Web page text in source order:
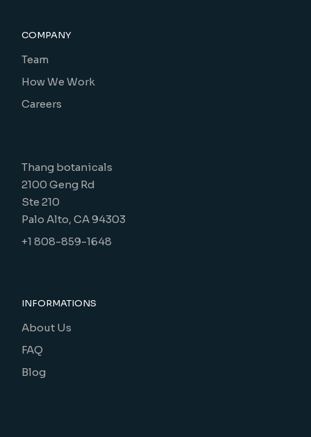
COMPANY
Team
How We Work
Careers
Thang botanicals
2100 Geng Rd
Ste 210
Palo Alto, CA 94303
+1 808-859-1648
INFORMATIONS
About Us
FAQ
Blog